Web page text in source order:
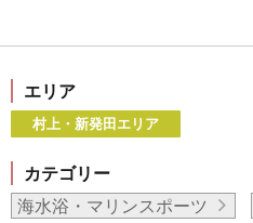
エリア
村上・新発田エリア
カテゴリー
海水浴・マリンスポーツ